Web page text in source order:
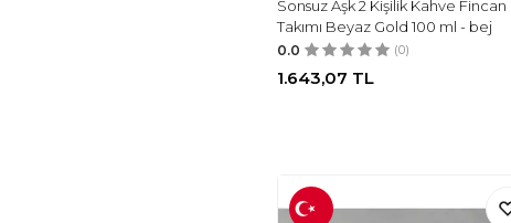
Sonsuz Aşk 2 Kişilik Kahve Fincan
Takımı Beyaz Gold 100 ml - bej
0.0 (0)
1.643,07 TL